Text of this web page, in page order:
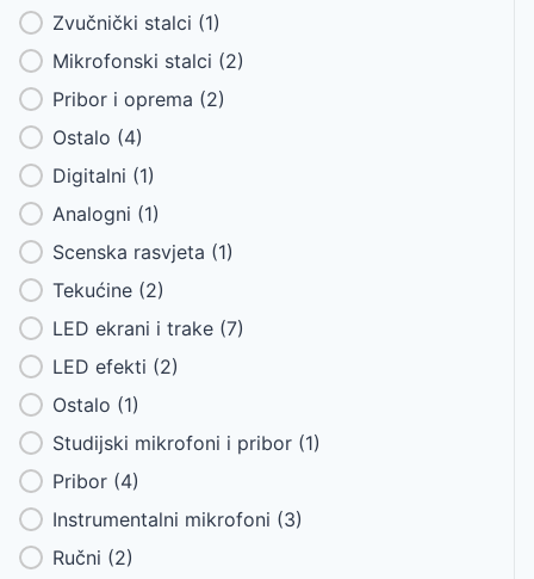
Zvučnički stalci (1)
Mikrofonski stalci (2)
Pribor i oprema (2)
Ostalo (4)
Digitalni (1)
Analogni (1)
Scenska rasvjeta (1)
Tekućine (2)
LED ekrani i trake (7)
LED efekti (2)
Ostalo (1)
Studijski mikrofoni i pribor (1)
Pribor (4)
Instrumentalni mikrofoni (3)
Ručni (2)